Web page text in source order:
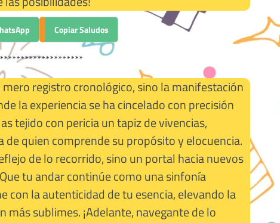
Copiar Saludos
registro cronológico, sino la manifestación
la experiencia se ha cincelado con precisión
tejido con pericia un tapiz de vivencias,
quien comprende su propósito y elocuencia.
de lo recorrido, sino un portal hacia nuevos
tu andar continúe como una sinfonía
con la autenticidad de tu esencia, elevando la
sublimes. ¡Adelante, navegante de lo